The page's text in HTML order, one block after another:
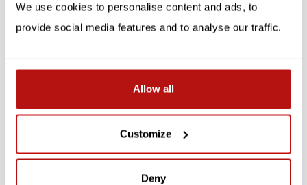
We use cookies to personalise content and ads, to
provide social media features and to analyse our traffic.
Allow all
Customize
Deny
Gerelateerde producten